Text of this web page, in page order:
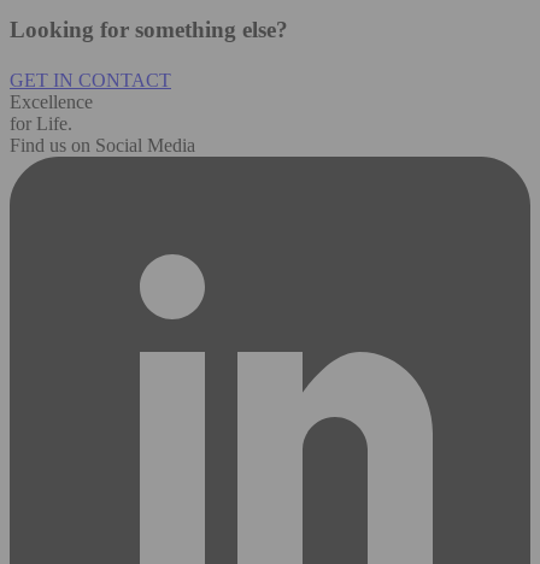
Looking for something else?
GET IN CONTACT
Excellence
for Life.
Find us on Social Media